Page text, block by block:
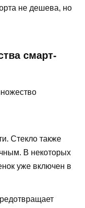
не дешева, но
смарт-
Стекло также
В некоторых
уже включен в